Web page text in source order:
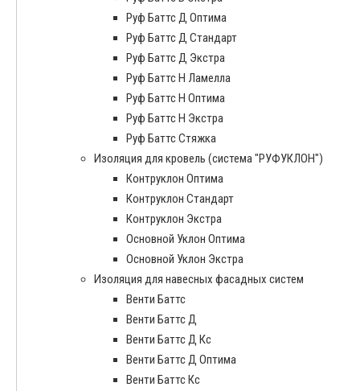
Руф Баттс Д Оптима
Руф Баттс Д Стандарт
Руф Баттс Д Экстра
Руф Баттс Н Ламелла
Руф Баттс Н Оптима
Руф Баттс Н Экстра
Руф Баттс Стяжка
Изоляция для кровель (система "РУФУКЛОН")
Контруклон Оптима
Контруклон Стандарт
Контруклон Экстра
Основной Уклон Оптима
Основной Уклон Экстра
Изоляция для навесных фасадных систем
Венти Баттс
Венти Баттс Д
Венти Баттс Д Кс
Венти Баттс Д Оптима
Венти Баттс Кс